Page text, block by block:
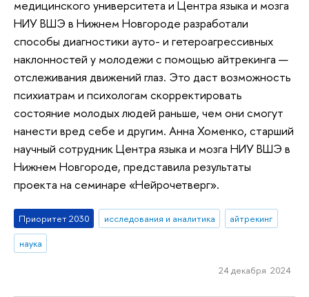
медицинского университета и Центра языка и мозга
НИУ ВШЭ в Нижнем Новгороде разработали
способы диагностики ауто- и гетероагрессивных
наклонностей у молодежи с помощью айтрекинга —
отслеживания движений глаз. Это даст возможность
психиатрам и психологам скорректировать
состояние молодых людей раньше, чем они смогут
нанести вред себе и другим. Анна Хоменко, старший
научный сотрудник Центра языка и мозга НИУ ВШЭ в
Нижнем Новгороде, представила результаты
проекта на семинаре «Нейрочетверг».
Приоритет 2030 исследования и аналитика
айтрекинг
наука
24 декабря 2024